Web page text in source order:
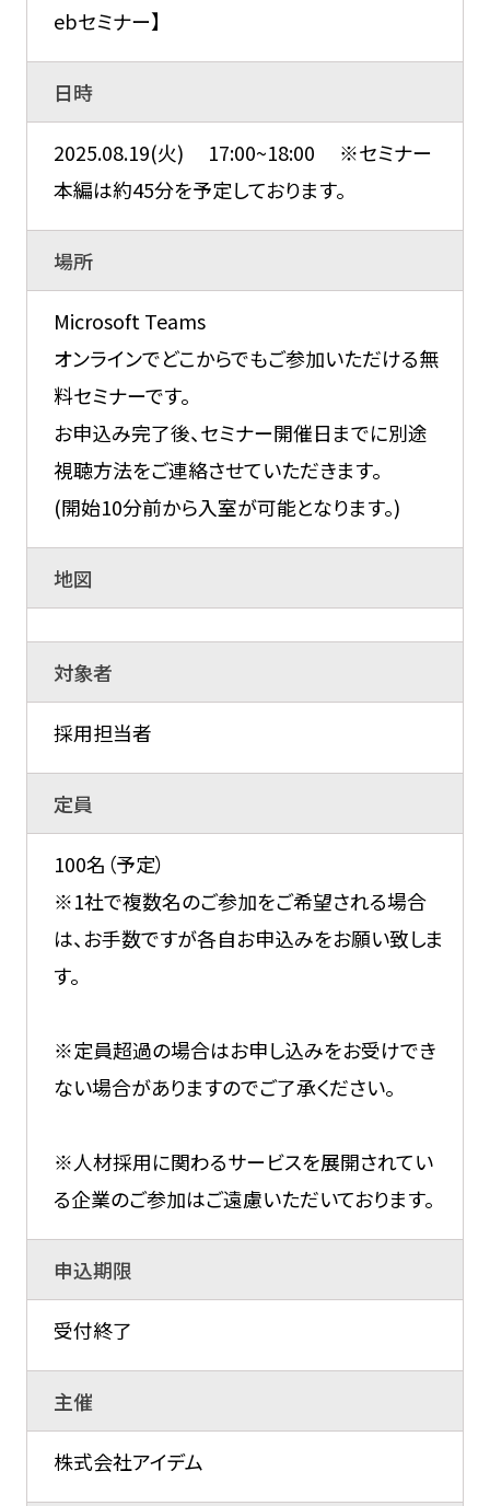
ebセミナー】
日時
2025.08.19(火) 17:00~18:00 ※セミナー
本編は約45分を予定しております。
場所
Microsoft Teams
オンラインでどこからでもご参加いただける無
料セミナーです。
お申込み完了後、セミナー開催日までに別途
視聴方法をご連絡させていただきます。
(開始10分前から入室が可能となります。)
地図
対象者
採用担当者
定員
100名（予定）
※1社で複数名のご参加をご希望される場合
は、お手数ですが各自お申込みをお願い致しま
す。
※定員超過の場合はお申し込みをお受けでき
ない場合がありますのでご了承ください。
※人材採用に関わるサービスを展開されてい
る企業のご参加はご遠慮いただいております。
申込期限
受付終了
主催
株式会社アイデム